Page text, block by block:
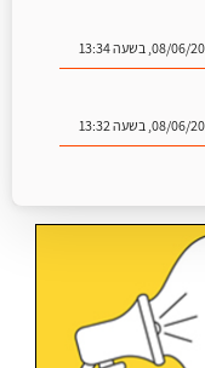
2026, בשעה 13:34
2026, בשעה 13:32
2026, בשעה 13:25